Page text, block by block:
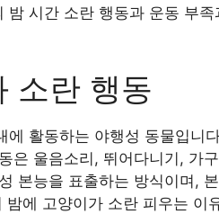
시간 소란 행동과 운동 부족
소란 행동
활동하는 야행성 동물입니
은 울음소리, 뛰어다니기, 가
본능을 표출하는 방식이며,
에 고양이가 소란 피우는 이